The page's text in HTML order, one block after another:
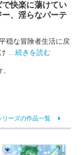
快楽に蕩けてい
、淫らなパーテ
穏な冒険者生活に戻
…続きを読む
リーズの作品一覧